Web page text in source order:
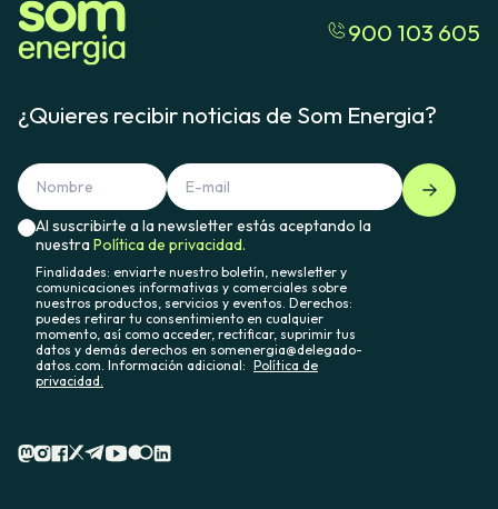
900 103 605
¿Quieres recibir noticias de Som Energia?
Al suscribirte a la newsletter estás aceptando la
nuestraPolítica de privacidad.
Finalidades: enviarte nuestro boletín, newsletter y
comunicaciones informativas y comerciales sobre
nuestros productos, servicios y eventos. Derechos:
puedes retirar tu consentimiento en cualquier
momento, así como acceder, rectificar, suprimir tus
datos y demás derechos en somenergia@delegado-
datos.com. Información adicional: Política de
privacidad.